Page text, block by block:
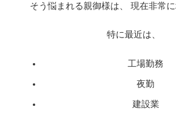
そう悩まれる親御様は、 現在非常に
特に最近は、
工場勤務
夜勤
建設業